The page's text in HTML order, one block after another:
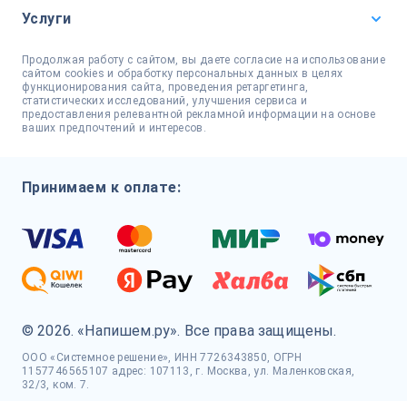
Услуги
Продолжая работу с сайтом, вы даете согласие на использование
сайтом cookies и обработку персональных данных в целях
функционирования сайта, проведения ретаргетинга,
статистических исследований, улучшения сервиса и
предоставления релевантной рекламной информации на основе
ваших предпочтений и интересов.
Принимаем к оплате:
© 2026. «Напишем.ру». Все права защищены.
ООО «Системное решение», ИНН 7726343850, ОГРН
1157746565107 адрес: 107113, г. Москва, ул. Маленковская,
32/3, ком. 7.